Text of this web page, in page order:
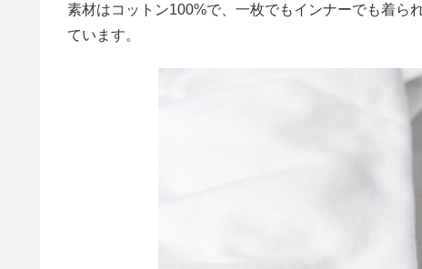
素材はコットン100%で、一枚でもインナーでも着ら
ています。